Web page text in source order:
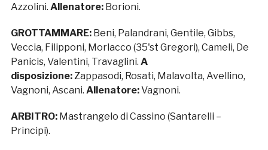
Azzolini. Allenatore:Borioni.
GROTTAMMARE:Beni, Palandrani, Gentile, Gibbs,
Veccia, Filipponi, Morlacco (35'st Gregori), Cameli, De
Panicis, Valentini, Travaglini. A
disposizione:Zappasodi, Rosati, Malavolta, Avellino,
Vagnoni, Ascani. Allenatore:Vagnoni.
ARBITRO:Mastrangelo di Cassino (Santarelli –
Principi).